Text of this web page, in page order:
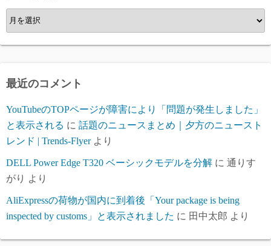
ア
ー
カ
ブ
最近のコメント
YouTubeのTOPページが障害により「問題が発生しました」
と表示される に 話題のニュースまとめ｜夕方のニュースト
レンド | Trends-Flyerより
DELL Power Edge T320 ベーシックモデルを分解 に 通りす
がり より
AliExpressの荷物が国内に到着後「Your package is being
inspected by customs」と表示されました に 田中太郎 より